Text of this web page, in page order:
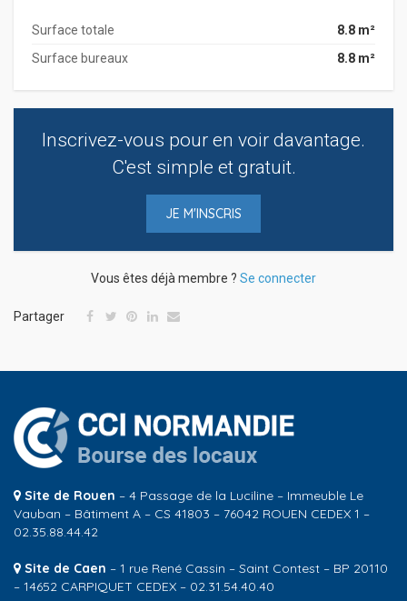
Surface totale
8.8 m²
Surface bureaux
8.8 m²
Inscrivez-vous pour en voir davantage.
C'est simple et gratuit.
JE M'INSCRIS
Vous êtes déjà membre ? Se connecter
Partager
Site de Rouen – 4 Passage de la Luciline – Immeuble Le
Vauban – Bâtiment A – CS 41803 – 76042 ROUEN CEDEX 1 –
02.35.88.44.42
Site de Caen – 1 rue René Cassin – Saint Contest – BP 20110
– 14652 CARPIQUET CEDEX – 02.31.54.40.40